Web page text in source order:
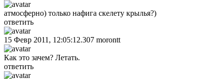
атмосферно) только нафига скелету крылья?)
ответить
15 Февр 2011, 12:05:12.307 morontt
Как это зачем? Летать.
ответить